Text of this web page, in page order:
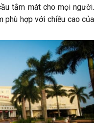
tắm mát cho mọi người.
phù hợp với chiều cao của